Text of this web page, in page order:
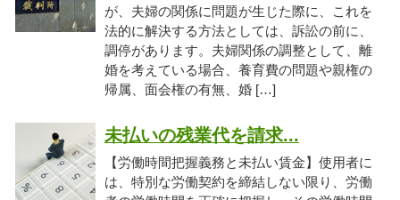
が、夫婦の関係に問題が生じた際に、これを
法的に解決する方法としては、訴訟の前に、
調停があります。夫婦関係の調整として、離
婚を考えている場合、養育費の問題や親権の
帰属、面会権の有無、婚 […]
未払いの残業代を請求...
【労働時間把握義務と未払い賃金】使用者に
は、特別な労働契約を締結しない限り、労働